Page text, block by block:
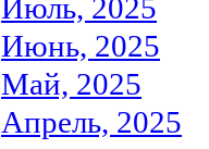
Июль, 2025
Июнь, 2025
Май, 2025
Апрель, 2025